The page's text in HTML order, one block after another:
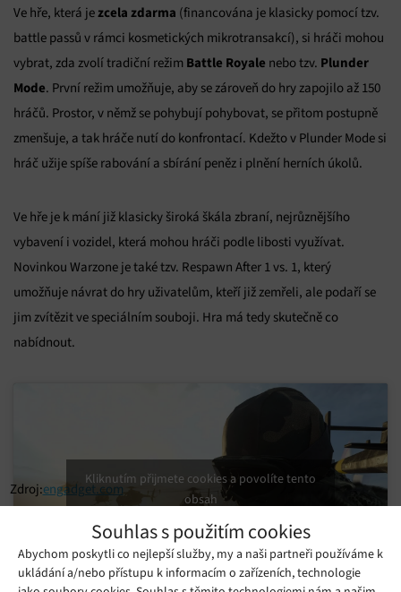
Souhlas s použitím cookies
Abychom poskytli co nejlepší služby, my a naši partneři používáme k
ukládání a/nebo přístupu k informacím o zařízeních, technologie
Ve hře, která jezcela zdarma (financována je klasicky pomocí tzv.
battle passů v rámci kosmetických mikrotransakcí), si hráči mohou
vybrat, zda zvolí tradiční režim Battle Royale nebo tzv. Plunder
Mode. První režim umožňuje, aby se zároveň do hry zapojilo až 150
hráčů. Prostor, v němž se pohybují pohybovat, se přitom postupně
zmenšuje, a tak hráče nutí do konfrontací. Kdežto v Plunder Mode si
hráč užije spíše rabování a sbírání peněz i plnění herních úkolů.
Ve hře je k mání již klasicky široká škála zbraní, nejrůznějšího
vybavení i vozidel, která mohou hráči podle libosti využívat.
Novinkou Warzone je také tzv. Respawn After 1 vs. 1, který
umožňuje návrat do hry uživatelům, kteří již zemřeli, ale podaří se
jim zvítězit ve speciálním souboji. Hra má tedy skutečně co
nabídnout.
Zdroj:engadget.com
Kliknutím přijmete cookies a povolíte tento
obsah